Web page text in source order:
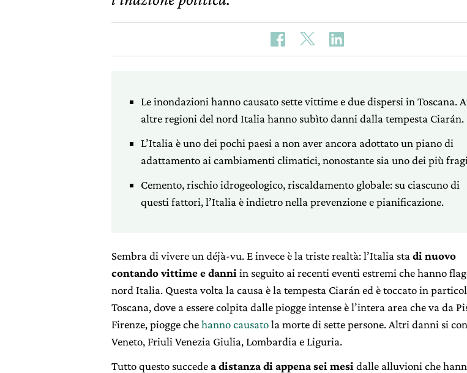
Le inondazioni hanno causato sette vittime e due dispersi in Toscana.
altre regioni del nord Italia hanno subìto danni dalla tempesta Ciarán.
L’Italia è uno dei pochi paesi a non aver ancora adottato un piano di
adattamento ai cambiamenti climatici, nonostante sia uno dei più
Cemento, rischio idrogeologico, riscaldamento globale: su ciascuno di
questi fattori, l’Italia è indietro nella prevenzione e pianificazione.
Sembra di vivere un déjà-vu. E invece è la triste realtà: l’Italia sta di nuovo
contando vittime e danni in seguito ai recenti eventi estremi che hanno
nord Italia. Questa volta la causa è la tempesta Ciarán ed è toccato in
Toscana, dove a essere colpita dalle piogge intense è l’intera area che va da
Firenze, piogge chehanno causatola morte di sette persone. Altri danni si
Veneto, Friuli Venezia Giulia, Lombardia e Liguria.
Tutto questo succedea distanza di appena sei mesi dalle alluvioni che